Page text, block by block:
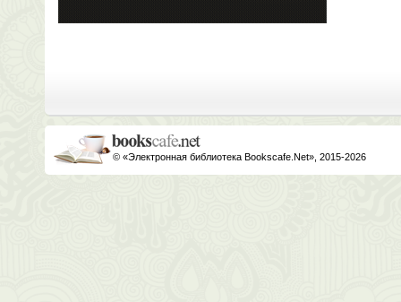
© «Электронная библиотека Bookscafe.Net», 2015-2026